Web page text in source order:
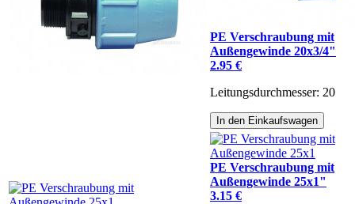
PE Verschraubung mit
Außengewinde 20x3/4"
2.95 €
Leitungsdurchmesser: 20
In den Einkaufswagen
PE Verschraubung mit
Außengewinde 25x1"
3.15 €